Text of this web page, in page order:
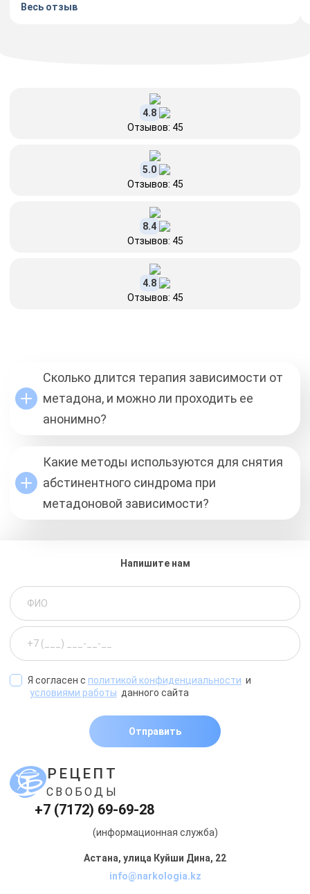
Весь отзыв
4.8
Отзывов: 45
5.0
Отзывов: 45
8.4
Отзывов: 45
4.8
Отзывов: 45
Сколько длится терапия зависимости от
метадона, и можно ли проходить ее
анонимно?
Какие методы используются для снятия
абстинентного синдрома при
метадоновой зависимости?
РЕЦЕПТ
СВОБОДЫ
+7 (7172) 69-69-28
(информационная служба)
Астана, улица Куйши Дина, 22
info@narkologia.kz
Напишите нам
Я согласен с политикой конфиденциальности и
условиями работы данного сайта
Отправить